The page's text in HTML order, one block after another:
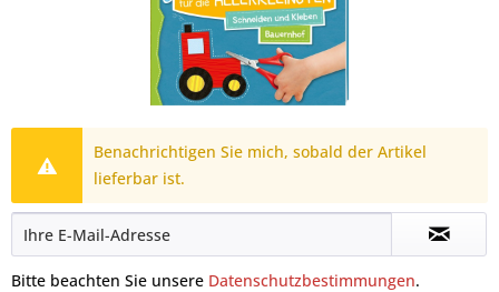
Benachrichtigen Sie mich, sobald der Artikel
lieferbar ist.
Bitte beachten Sie unsere Datenschutzbestimmungen.